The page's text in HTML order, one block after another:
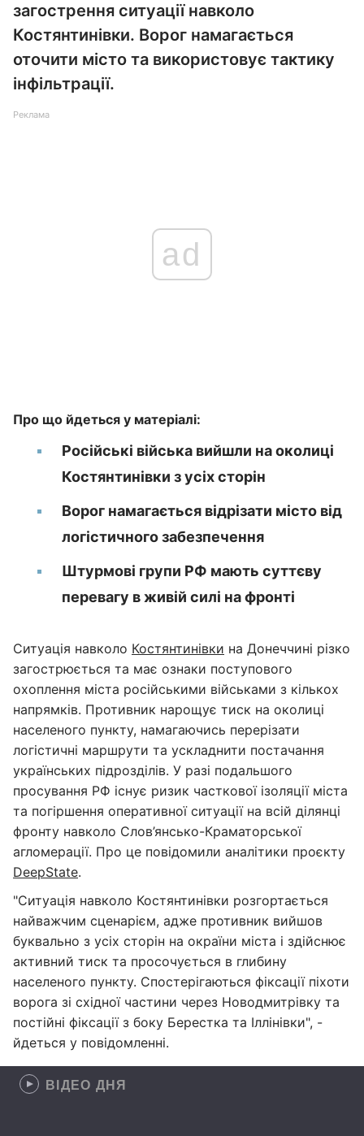
загострення ситуації навколо
Костянтинівки. Ворог намагається
оточити місто та використовує тактику
інфільтрації.
Реклама
ad
Про що йдеться у матеріалі:
Російські війська вийшли на околиці
Костянтинівки з усіх сторін
Ворог намагається відрізати місто від
логістичного забезпечення
Штурмові групи РФ мають суттєву
перевагу в живій силі на фронті
Ситуація навколо Костянтинівки на Донеччині різко
загострюється та має ознаки поступового
охоплення міста російськими військами з кількох
напрямків. Противник нарощує тиск на околиці
населеного пункту, намагаючись перерізати
логістичні маршрути та ускладнити постачання
українських підрозділів. У разі подальшого
просування РФ існує ризик часткової ізоляції міста
та погіршення оперативної ситуації на всій ділянці
фронту навколо Слов’янсько-Краматорської
агломерації. Про це повідомили аналітики проєкту
DeepState.
"Ситуація навколо Костянтинівки розгортається
найважчим сценарієм, адже противник вийшов
буквально з усіх сторін на окраїни міста і здійснює
активний тиск та просочується в глибину
населеного пункту. Спостерігаються фіксації піхоти
ворога зі східної частини через Новодмитрівку та
постійні фіксації з боку Берестка та Іллінівки", -
йдеться у повідомленні.
ВІДЕО ДНЯ